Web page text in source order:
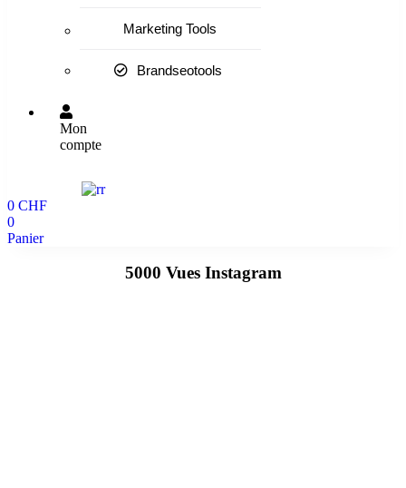
Marketing Tools
Brandseotools
Mon
compte
0 CHF
0
Panier
5000 Vues Instagram